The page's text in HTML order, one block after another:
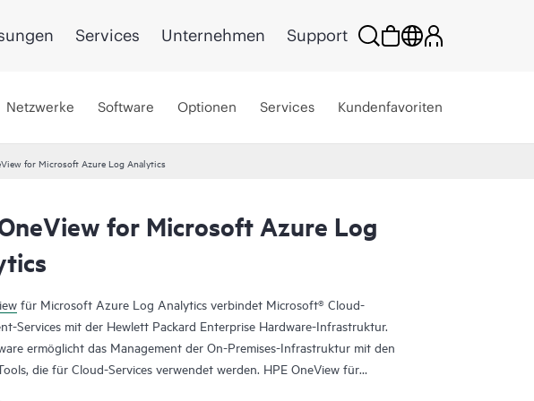
Services Unternehmen Support
Netzwerke Software Optionen Services Kundenfavoriten
for Microsoft Azure Log Analytics
for Microsoft Azure Log
für Microsoft Azure Log Analytics verbindet Microsoft® Cloud-
Services mit der Hewlett Packard Enterprise Hardware-Infrastruktur.
ermöglicht das Management der On-Premises-Infrastruktur mit den
die für Cloud-Services verwendet werden. HPE OneView für